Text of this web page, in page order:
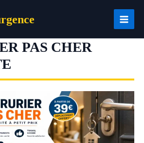
PAS CHER